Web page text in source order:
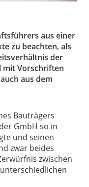
aus einer
zu beachten, als
der
mit Vorschriften
aus dem
Bauträgers
GmbH so in
und seinen
zwar beides
zwischen